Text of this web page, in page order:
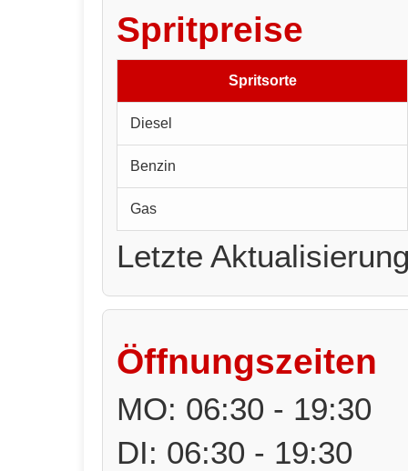
Spritpreise
Spritsorte
Diesel
Benzin
Gas
Letzte
Öffnungszeiten
MO: 06:30 - 19:30
DI: 06:30 - 19:30